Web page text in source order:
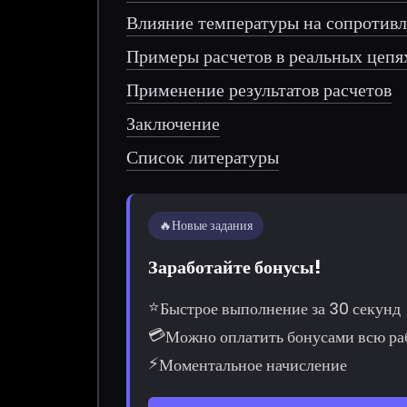
Влияние температуры на
Примеры расчетов в реальных
Применение результатов расчетов
Заключение
Список литературы
🔥Новые задания
Заработайте бонусы!
⭐Быстрое выполнение за 30 секунд
💳Можно оплатить бонусами всю
⚡Моментальное начисление